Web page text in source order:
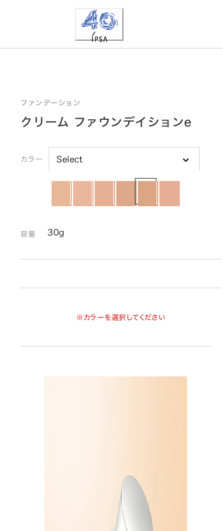
ファンデーション
クリーム ファウンデイションe
カラー Select
容量 30g
※カラーを選択してください